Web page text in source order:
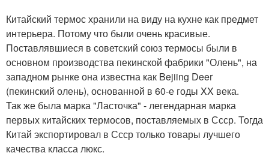
Китайский термос хранили на виду на кухне как предмет
интерьера. Потому что были очень красивые.
Поставлявшиеся в советский союз термосы были в
основном производства пекинской фабрики "Олень", на
западном рынке она известна как Bejiing Deer
(пекинский олень), основанной в 60-е годы XX века.
Так же была марка "Ласточка" - легендарная марка
первых китайских термосов, поставляемых в Ссср. Тогда
Китай экспортировал в Ссср только товары лучшего
качества класса люкс.